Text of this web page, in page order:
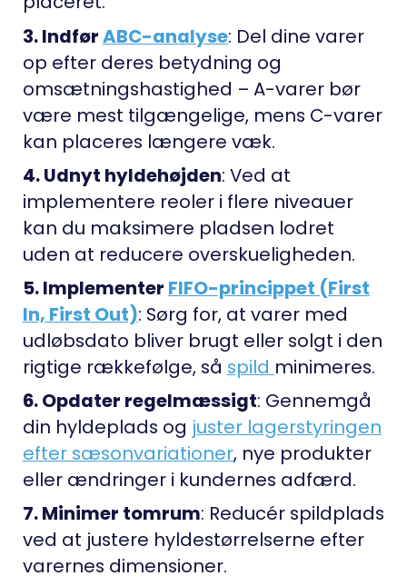
3. IndførABC-analyse: Del dine varer
op efter deres betydning og
omsætningshastighed – A-varer bør
være mest tilgængelige, mens C-varer
kan placeres længere væk.
4. Udnyt hyldehøjden: Ved at
implementere reoler i flere niveauer
kan du maksimere pladsen lodret
uden at reducere overskueligheden.
5. Implementer FIFO-princippet (First
In, First Out): Sørg for, at varer med
udløbsdato bliver brugt eller solgt i den
rigtige rækkefølge, så spild minimeres.
6. Opdater regelmæssigt: Gennemgå
din hyldeplads og juster lagerstyringen
efter sæsonvariationer, nye produkter
eller ændringer i kundernes adfærd.
7. Minimer tomrum: Reducér spildplads
ved at justere hyldestørrelserne efter
varernes dimensioner.